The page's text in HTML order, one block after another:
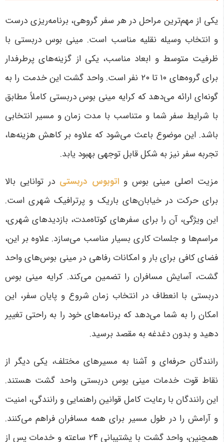
یکی از مهم‌ترین مراحل در هر سفر گروهی، برنامه‌ریزی درست
و انتخاب وسیله نقلیه مناسب است. مینی بوس دربستی با
ظرفیت متوسط و ابعاد مناسب، یکی از گزینه‌های پرطرفدار
برای گروه‌های ۱۰ تا ۲۰ نفر است. واحد گشت این خدمت را به
گونه‌ای ارائه می‌دهد که کرایه مینی بوس دربستی کاملاً مطابق
با شرایط سفر شما و متناسب با مدت زمان و مسیر انتخابی
باشد. این موضوع باعث می‌شود که علاوه بر کاهش هزینه‌ها،
تجربه سفر نیز به شکل قابل توجهی بهبود یابد.
مزیت اصلی مینی بوس و اتوبوس دربستی در توانایی بالا
برای حرکت در خیابان‌های باریک و پرترافیک شهری است.
این ویژگی، آن را برای سفرهای کوتاه‌مدت، بازدیدهای شهری،
مراسم‌ها و جلسات کاری بسیار مناسب می‌سازد. علاوه بر این،
فضای کافی برای بار و امکانات رفاهی در مینی بوس‌های واحد
گشت، آسایش مسافران را تضمین می‌کند. کرایه مینی بوس
دربستی با انعطاف در انتخاب زمان شروع و پایان سفر، این
امکان را به شما می‌دهد که برنامه‌های خود را به راحتی تغییر
دهید و بدون دغدغه به مقصد برسید.
رانندگان حرفه‌ای و آشنا به مسیرهای مختلف، یکی دیگر از
نقاط قوت خدمات مینی بوس دربستی واحد گشت هستند.
این رانندگان با رعایت کامل قوانین راهنمایی و رانندگی، امنیت
و آرامش را در طول مسیر برای همه مسافران فراهم می‌کنند.
همچنین، واحد گشت با پشتیبانی ۲۴ ساعته و خدمات پس از